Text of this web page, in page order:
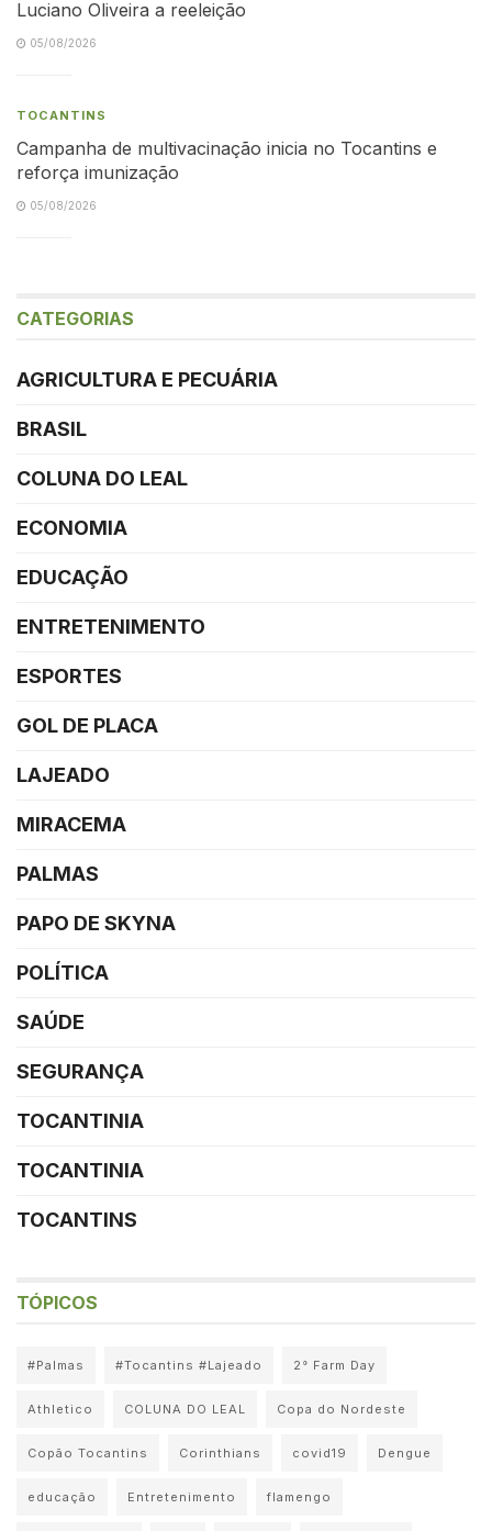
Luciano Oliveira a reeleição
05/08/2026
TOCANTINS
Campanha de multivacinação inicia no Tocantins e
reforça imunização
05/08/2026
CATEGORIAS
AGRICULTURA E PECUÁRIA
BRASIL
COLUNA DO LEAL
ECONOMIA
EDUCAÇÃO
ENTRETENIMENTO
ESPORTES
GOL DE PLACA
LAJEADO
MIRACEMA
PALMAS
PAPO DE SKYNA
POLÍTICA
SAÚDE
SEGURANÇA
TOCANTINIA
TOCANTINIA
TOCANTINS
TÓPICOS
#Palmas #Tocantins #Lajeado 2° Farm Day
Athletico COLUNA DO LEAL Copa do Nordeste
Copão Tocantins Corinthians covid19 Dengue
educação Entretenimento flamengo